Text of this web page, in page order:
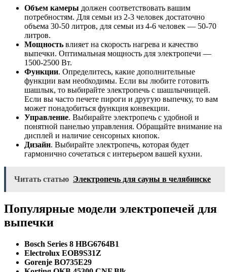
Объем камеры должен соответствовать вашим
потребностям. Для семьи из 2-3 человек достаточно
объема 30-50 литров, для семьи из 4-6 человек — 50-70
литров.
Мощность влияет на скорость нагрева и качество
выпечки. Оптимальная мощность для электропечи —
1500-2500 Вт.
Функции. Определитесь, какие дополнительные
функции вам необходимы. Если вы любите готовить
шашлык, то выбирайте электропечь с шашлычницей.
Если вы часто печете пироги и другую выпечку, то вам
может понадобиться функция конвекции.
Управление. Выбирайте электропечь с удобной и
понятной панелью управления. Обращайте внимание на
дисплей и наличие сенсорных кнопок.
Дизайн. Выбирайте электропечь, которая будет
гармонично сочетаться с интерьером вашей кухни.
Читать статью Электропечь для сауны в челябинске
Популярные модели электропечей для
выпечки
Bosch Series 8 HBG6764B1
Electrolux EOB9S31Z
Gorenje BO735E29